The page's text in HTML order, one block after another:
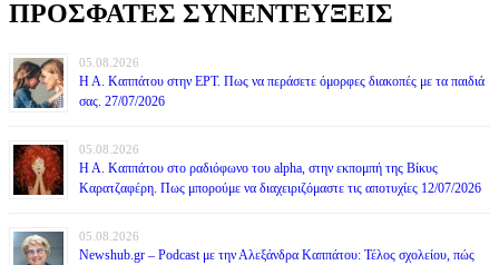
ΠΡΟΣΦΑΤΕΣ ΣΥΝΕΝΤΕΥΞΕΙΣ
05.08.2026
Η Α. Καππάτου στην ΕΡΤ. Πως να περάσετε όμορφες διακοπές με τα παιδιά
σας. 27/07/2026
05.08.2026
Η Α. Καππάτου στο ραδιόφωνο του alpha, στην εκπομπή της Βίκυς
Καρατζαφέρη. Πως μπορούμε να διαχειριζόμαστε τις αποτυχίες 12/07/2026
05.08.2026
Newshub.gr – Podcast με την Αλεξάνδρα Καππάτου: Τέλος σχολείου, πώς